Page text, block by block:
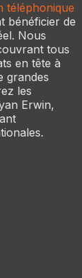
téléphonique
bénéficier de
Nous
tous
en tête à
grandes
les
Erwin,